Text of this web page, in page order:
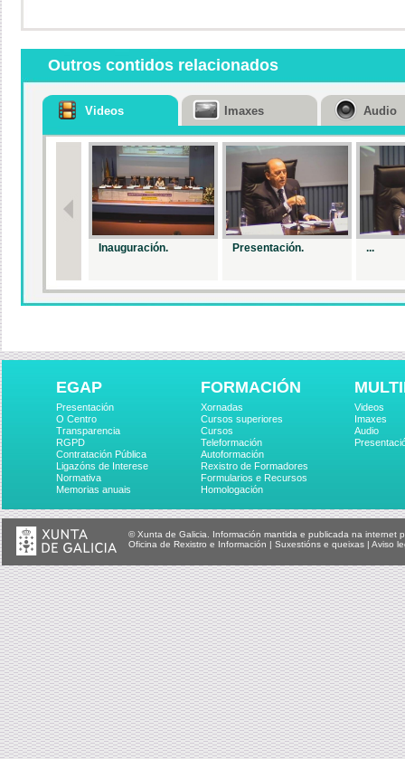
Outros contidos relacionados
Videos
Inauguración. Presentación. ...
Imaxes Audio
EGAP
Presentación
O Centro
Transparencia
RGPD
Contratación Pública
Ligazóns de Interese
Normativa
Memorias anuais
FORMACIÓN
Xornadas
Cursos superiores
Cursos
Teleformación
Autoformación
Rexistro de Formadores
Formularios e Recursos
Homologación
Videos
Imaxes
Audio
© Xunta de Galicia. Información mantida e publicada na internet
Oficina de Rexistro e Información | Suxestións e queixas | Aviso